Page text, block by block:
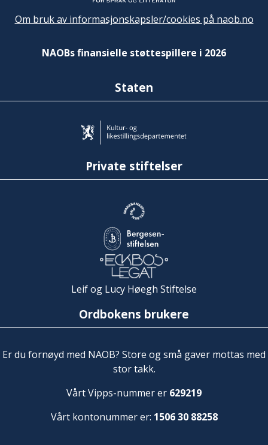
Om bruk av informasjonskapsler/cookies på naob.no
NAOBs finansielle støttespillere i 2026
Staten
Private stiftelser
Leif og Lucy Høegh Stiftelse
Ordbokens brukere
Er du fornøyd med NAOB? Store og små gaver mottas med
stor takk.
Vårt Vipps-nummer er 629219
Vårt kontonummer er: 1506 30 88258